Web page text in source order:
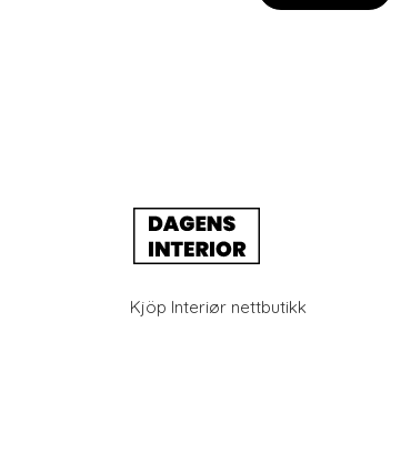
Kjöp Interiør nettbutikk